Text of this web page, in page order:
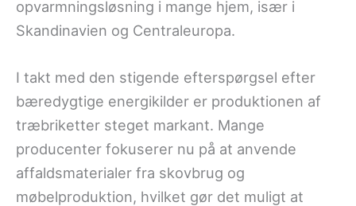
opvarmningsløsning i mange hjem, især i
Skandinavien og Centraleuropa.
I takt med den stigende efterspørgsel efter
bæredygtige energikilder er produktionen af
træbriketter steget markant. Mange
producenter fokuserer nu på at anvende
affaldsmaterialer fra skovbrug og
møbelproduktion, hvilket gør det muligt at